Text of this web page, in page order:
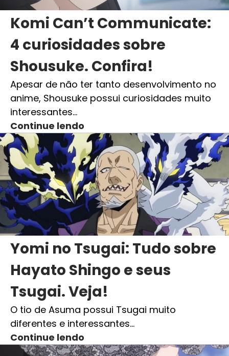
Komi Can’t Communicate:
4 curiosidades sobre
Shousuke. Confira!
Apesar de não ter tanto desenvolvimento no
anime, Shousuke possui curiosidades muito
interessantes…
Continue lendo
Yomi no Tsugai: Tudo sobre
Hayato Shingo e seus
Tsugai. Veja!
O tio de Asuma possui Tsugai muito
diferentes e interessantes…
Continue lendo